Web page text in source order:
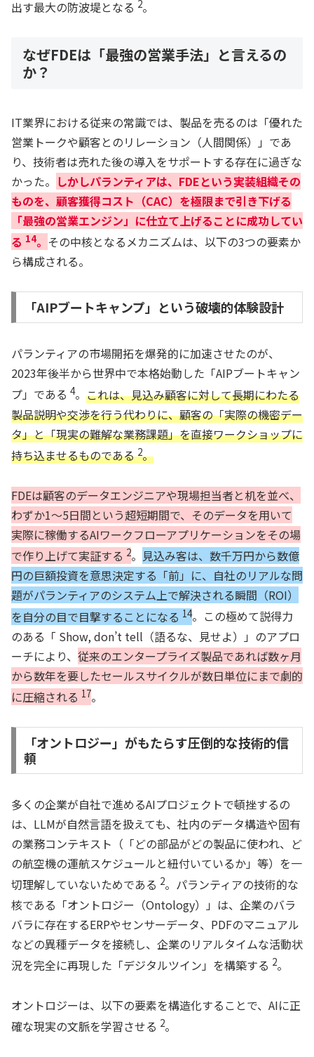
出す最大の防波堤となる 2。
なぜFDEは「最強の営業手法」と言えるの
か？
IT業界における従来の常識では、製品を売るのは「優れた
営業トークや顧客とのリレーション（人間関係）」であ
り、技術者は売れた後の導入をサポートする存在に過ぎな
かった。 しかしパランティアは、FDEという実装組織その
ものを、顧客獲得コスト（CAC）を極限まで引き下げる
「最強の営業エンジン」に仕立て上げることに成功してい
る 14。 その中核となるメカニズムは、以下の3つの要素か
ら構成される。
「AIPブートキャンプ」という破壊的体験設計
パランティアの市場開拓を爆発的に加速させたのが、
2023年後半から世界中で本格始動した「AIPブートキャン
プ」である 4。 これは、見込み顧客に対して長期にわたる
製品説明や交渉を行う代わりに、顧客の「実際の機密デー
タ」と「現実の難解な業務課題」を直接ワークショップに
持ち込ませるものである2。
FDEは顧客のデータエンジニアや現場担当者と机を並べ、
わずか1〜5日間という超短期間で、そのデータを用いて
実際に稼働するAIワークフローアプリケーションをその場
で作り上げて実証する 2。 見込み客は、数千万円から数億
円の巨額投資を意思決定する「前」に、自社のリアルな問
題がパランティアのシステム上で解決される瞬間（ROI）
を自分の目で目撃することになる 14。この極めて説得力
のある「 Show, don’t tell（語るな、見せよ）」のアプロ
ーチにより、 従来のエンタープライズ製品であれば数ヶ月
から数年を要したセールスサイクルが数日単位にまで劇的
に圧縮される 17。
「オントロジー」がもたらす圧倒的な技術的信
頼
多くの企業が自社で進めるAIプロジェクトで頓挫するの
は、LLMが自然言語を扱えても、社内のデータ構造や固有
の業務コンテキスト（「どの部品がどの製品に使われ、ど
の航空機の運航スケジュールと紐付いているか」等）を一
切理解していないためである 2。パランティアの技術的な
核である「オントロジー（Ontology）」は、企業のバラ
バラに存在するERPやセンサーデータ、PDFのマニュアル
などの異種データを接続し、企業のリアルタイムな活動状
況を完全に再現した「デジタルツイン」を構築する 2。
オントロジーは、以下の要素を構造化することで、AIに正
確な現実の文脈を学習させる 2。